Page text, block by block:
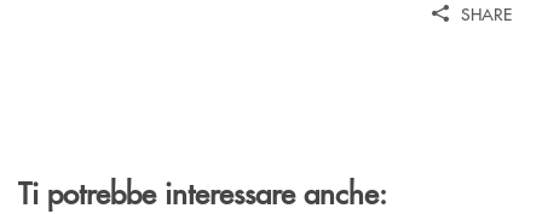
SHARE
Ti potrebbe interessare anche: